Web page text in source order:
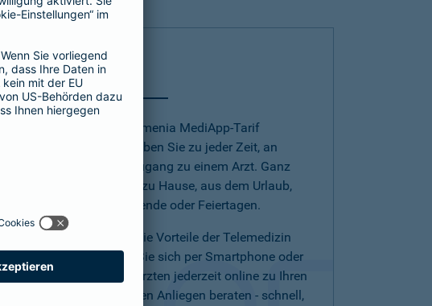
Telearzt
Mit dem Barmenia MediApp-Tarif
(Telearzt) haben Sie zu jeder Zeit, an
jedem Ort Zugang zu einem Arzt. Ganz
einfach von zu Hause, aus dem Urlaub,
am Wochenende oder Feiertagen.
Nutzen Sie die Vorteile der Telemedizin
und lassen Sie sich per Smartphone oder
Tablet von Ärzten jederzeit online zu Ihren
medizinischen Anliegen beraten - schnell,